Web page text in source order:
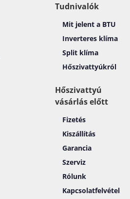
Tudnivalók
Mit jelent a BTU
Inverteres klíma
Split klíma
Hőszivattyúkról
Hőszivattyú
vásárlás előtt
Fizetés
Kiszállítás
Garancia
Szerviz
Rólunk
Kapcsolatfelvétel